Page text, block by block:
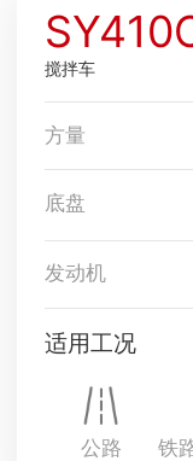
搅拌车
方量
底盘
发动机
适用工况
公路
铁